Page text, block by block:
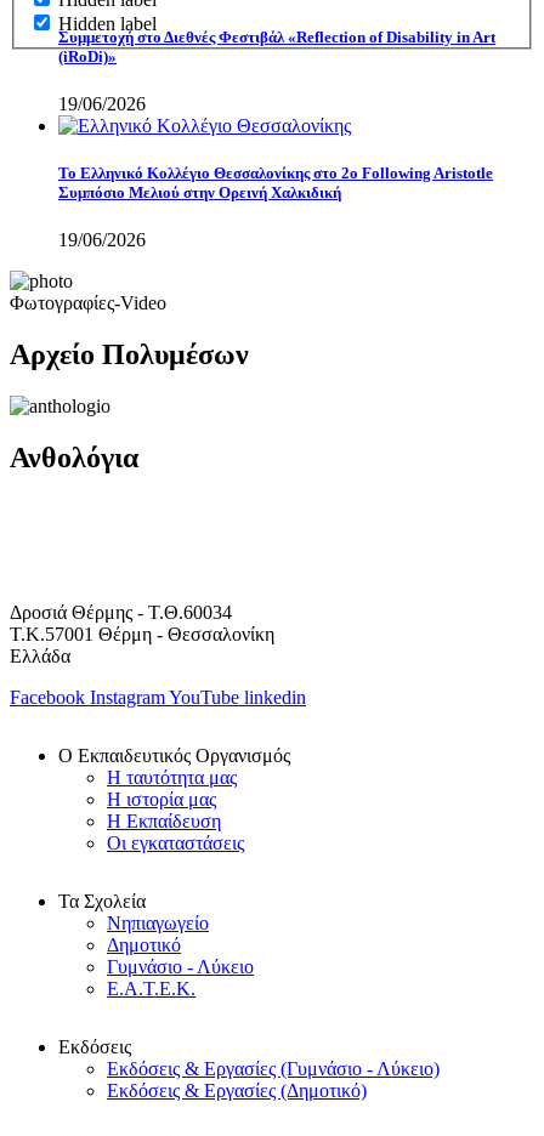
Hidden label
Συμμετοχή στο Διεθνές Φεστιβάλ «Reflection of Disability in Art
(iRoDi)»
19/06/2026
Το Ελληνικό Κολλέγιο Θεσσαλονίκης στο 2ο Following Aristotle
Συμπόσιο Μελιού στην Ορεινή Χαλκιδική
19/06/2026
Φωτογραφίες-Video
Αρχείο Πολυμέσων
Ανθολόγια
Δροσιά Θέρμης - Τ.Θ.60034
Τ.Κ.57001 Θέρμη - Θεσσαλονίκη
Ελλάδα
Facebook InstagramYouTube linkedin
Ο Εκπαιδευτικός Οργανισμός
Η ταυτότητα μας
Η ιστορία μας
Η Εκπαίδευση
Οι εγκαταστάσεις
Τα Σχολεία
Νηπιαγωγείο
Δημοτικό
Γυμνάσιο - Λύκειο
Ε.Α.Τ.Ε.Κ.
Εκδόσεις
Εκδόσεις & Εργασίες (Γυμνάσιο - Λύκειο)
Εκδόσεις & Εργασίες (Δημοτικό)